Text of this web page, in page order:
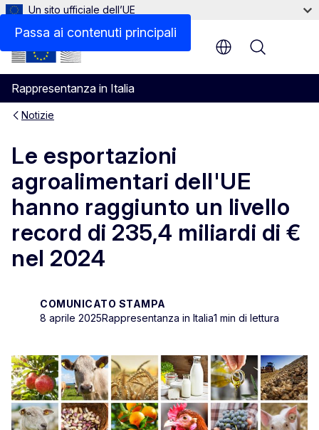
Passa ai contenuti principali
Un sito ufficiale dell’UE
Rappresentanza in Italia
Menu
Notizie
Le esportazioni
agroalimentari dell'UE
hanno raggiunto un livello
record di 235,4 miliardi di €
nel 2024
COMUNICATO STAMPA
8 aprile 2025Rappresentanza in Italia1 min di lettura